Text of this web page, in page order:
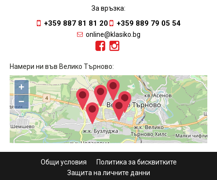
За връзка:
+359 887 81 81 20 +359 889 79 05 54
online@klasiko.bg
Намери ни във Велико Търново:
+
−
Общи условия
Политика за бисквитките
Защита на личните данни